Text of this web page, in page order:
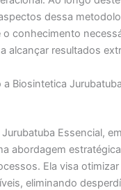
dessa
o conhecimento
alcançar resultados
Biosintetica
Essencial,
abordagem
Ela visa
eliminando